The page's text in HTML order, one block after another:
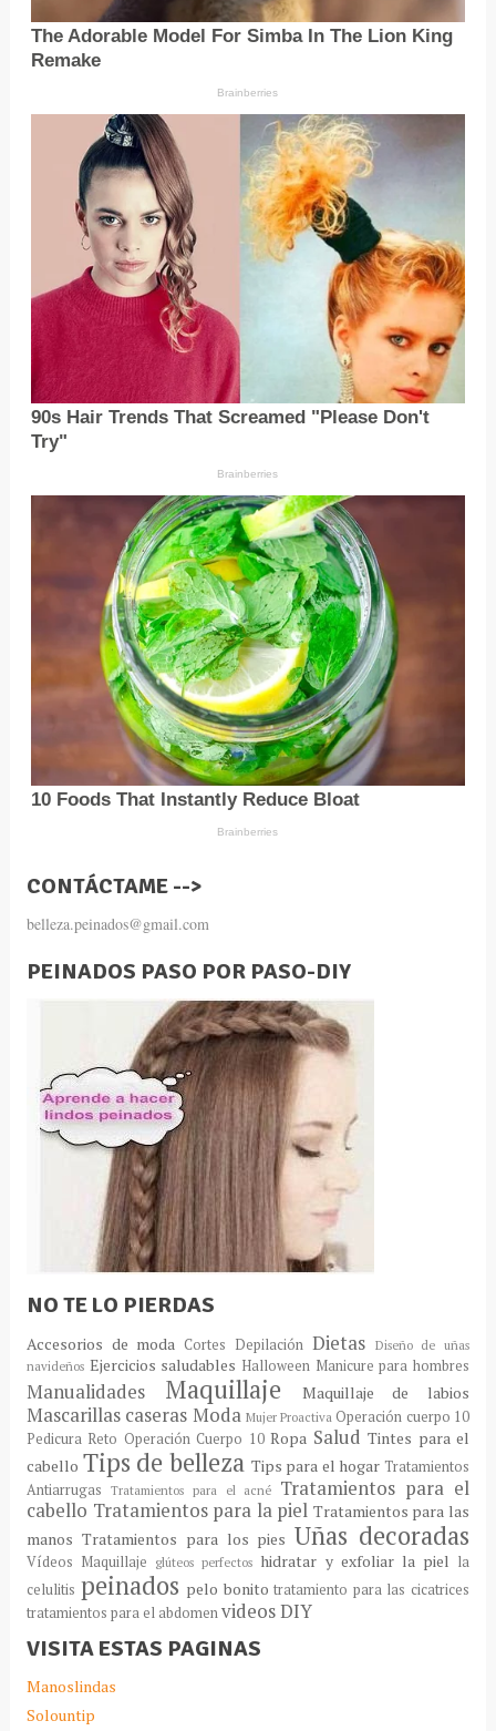
CONTÁCTAME -->
belleza.peinados@gmail.com
PEINADOS PASO POR PASO-DIY
NO TE LO PIERDAS
Accesorios de moda Cortes Depilación Dietas
Diseño de uñas
navideños Ejercicios saludables Halloween Manicure para hombres
Manualidades Maquillaje Maquillaje de labios
Mascarillas caseras Moda Mujer Proactiva Operación cuerpo 10
Pedicura Reto Operación Cuerpo 10 Ropa Salud Tintes para el
cabello Tips de belleza Tips para el hogar Tratamientos
Antiarrugas Tratamientos para el acné Tratamientos para el
cabello Tratamientos para la piel Tratamientos para las
manos Tratamientos para los pies Uñas decoradas
Vídeos Maquillaje glúteos perfectos hidratar y exfoliar la piel la
celulitis peinados pelo bonito tratamiento para las cicatrices
tratamientos para el abdomenvideos DIY
VISITA ESTAS PAGINAS
Manoslindas
Solountip